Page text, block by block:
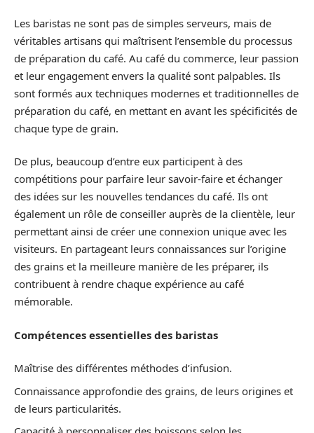
Les baristas ne sont pas de simples serveurs, mais de
véritables artisans qui maîtrisent l’ensemble du processus
de préparation du café. Au café du commerce, leur passion
et leur engagement envers la qualité sont palpables. Ils
sont formés aux techniques modernes et traditionnelles de
préparation du café, en mettant en avant les spécificités de
chaque type de grain.
De plus, beaucoup d’entre eux participent à des
compétitions pour parfaire leur savoir-faire et échanger
des idées sur les nouvelles tendances du café. Ils ont
également un rôle de conseiller auprès de la clientèle, leur
permettant ainsi de créer une connexion unique avec les
visiteurs. En partageant leurs connaissances sur l’origine
des grains et la meilleure manière de les préparer, ils
contribuent à rendre chaque expérience au café
mémorable.
Compétences essentielles des baristas
Maîtrise des différentes méthodes d’infusion.
Connaissance approfondie des grains, de leurs origines et
de leurs particularités.